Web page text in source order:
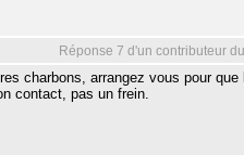
Réponse 7 d'un contributeur
charbons, arrangez vous pour que
contact, pas un frein.